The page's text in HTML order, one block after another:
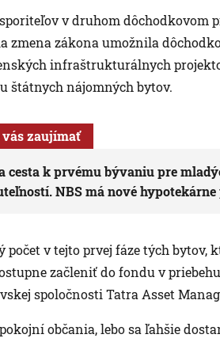
v druhom dôchodkovom
zmena zákona umožnila
infraštrukturálnych
štátnych nájomných bytov.
vás zaujímať
cesta k prvému bývaniu pre
NBS má nové
počet v tejto prvej fáze tých bytov,
začleniť do fondu v
spoločnosti Tatra Asset
občania, lebo sa ľahšie